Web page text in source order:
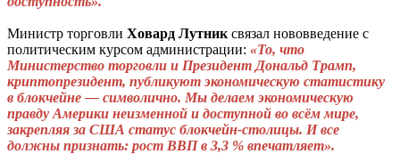
Министр торговли Ховард Лутник связал нововведение с
политическим курсом администрации: «То, что
Министерство торговли и Президент Дональд Трамп,
криптопрезидент, публикуют экономическую статистику
в блокчейне — символично. Мы делаем экономическую
правду Америки неизменной и доступной во всём мире,
закрепляя за США статус блокчейн-столицы. И все
должны признать: рост ВВП в 3,3 % впечатляет».